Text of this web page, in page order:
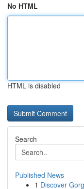
No HTML
HTML is disabled
Search
Published News
1 Discover